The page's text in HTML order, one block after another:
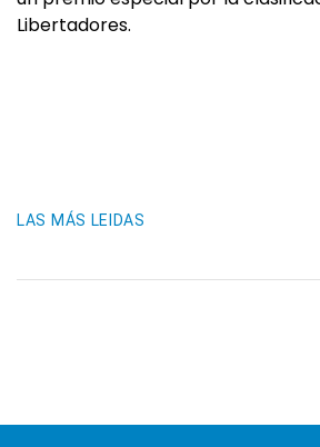
Libertadores.
LAS MÁS LEIDAS